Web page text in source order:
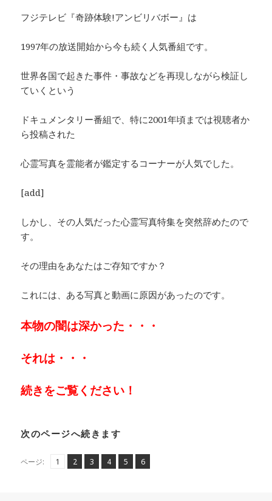
フジテレビ『奇跡体験!アンビリバボー』は
1997年の放送開始から今も続く人気番組です。
世界各国で起きた事件・事故などを再現しながら検証し
ていくという
ドキュメンタリー番組で、特に2001年頃までは視聴者か
ら投稿された
心霊写真を霊能者が鑑定するコーナーが人気でした。
[add]
しかし、その人気だった心霊写真特集を突然辞めたので
す。
その理由をあなたはご存知ですか？
これには、ある写真と動画に原因があったのです。
本物の闇は深かった・・・
それは・・・
続きをご覧ください！
次のページへ続きます
ページ:
ペ1 ,
ペ
2 ,
ペ
3 ,
ペ
4 ,
ペ
5 ,
ペ
6